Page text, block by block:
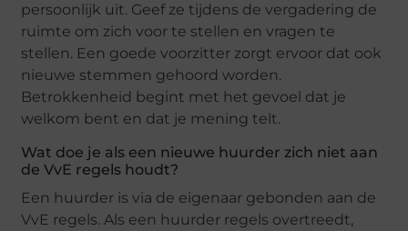
persoonlijk uit. Geef ze tijdens de vergadering de
ruimte om zich voor te stellen en vragen te
stellen. Een goede voorzitter zorgt ervoor dat ook
nieuwe stemmen gehoord worden.
Betrokkenheid begint met het gevoel dat je
welkom bent en dat je mening telt.
Wat doe je als een nieuwe huurder zich niet aan
de VvE regels houdt?
Een huurder is via de eigenaar gebonden aan de
VvE regels. Als een huurder regels overtreedt,